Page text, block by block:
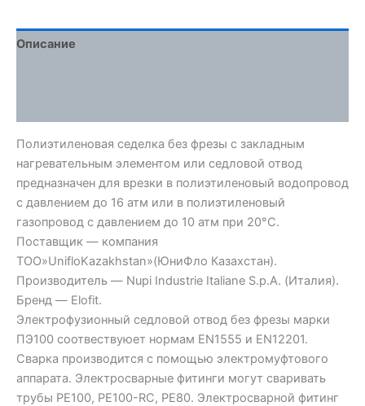
Описание
Полиэтиленовая седелка без фрезы с закладным
нагревательным элементом или седловой отвод
предназначен для врезки в полиэтиленовый водопровод
с давлением до 16 атм или в полиэтиленовый
газопровод с давлением до 10 атм при 20°C.
Поставщик — компания
ТОО»UnifloKazakhstan»(ЮниФло Казахстан).
Производитель — Nupi Industrie Italiane S.p.A. (Италия).
Бренд — Elofit.
Электрофузионный седловой отвод без фрезы марки
ПЭ100 соотвествуюет нормам EN1555 и EN12201.
Сварка производится с помощью электромуфтового
аппарата. Электросварные фитинги могут сваривать
трубы PE100, PE100-RC, PE80. Электросварной фитинг